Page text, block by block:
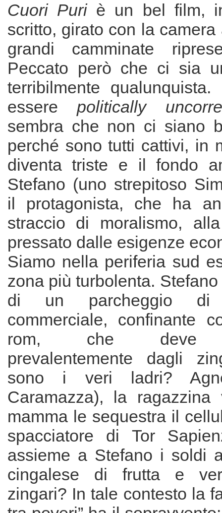
Cuori Puriè un bel film,
scritto, girato con la
grandi camminate
Peccato però che ci sia
terribilmente
esserepolitically
sembra che non ci siano
perché sono tutti cattivi, in
diventa triste e il fondo
Stefano (uno strepitoso
il protagonista, che ha
straccio di moralismo,
pressato dalle esigenze
Siamo nella periferia sud
zona più turbolenta.
di un parcheggio di
commerciale, confinante
rom, che deve
prevalentemente dagli
sono i veri ladri?
Caramazza), la
mamma le sequestra il
spacciatore di Tor
assieme a Stefano i soldi
cingalese di frutta e
zingari? In tale contesto la